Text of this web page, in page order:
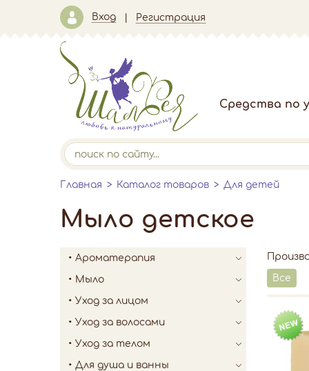
Вход Регистрация
Средства по
Главная Каталог товаров Для детей
Мыло детское
Ароматерапия
Мыло
Уход за лицом
Уход за волосами
Уход за телом
Для душа и ванны
Все